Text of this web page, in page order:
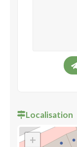
Localisation
+